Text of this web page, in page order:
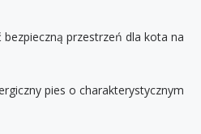
przestrzeń dla kota na
pies o charakterystycznym